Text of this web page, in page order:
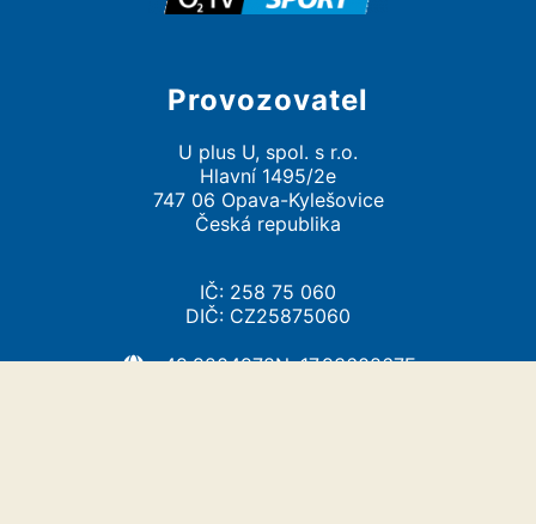
Provozovatel
U plus U, spol. s r.o.
Hlavní 1495/2e
747 06 Opava-Kylešovice
Česká republika
IČ: 258 75 060
DIČ: CZ25875060
49.9204978N, 17.9360867E